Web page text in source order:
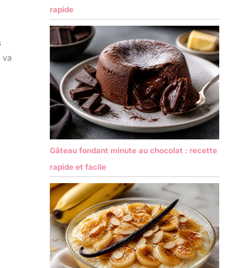
va
rapide
Gâteau fondant minute au chocolat : recette
rapide et facile